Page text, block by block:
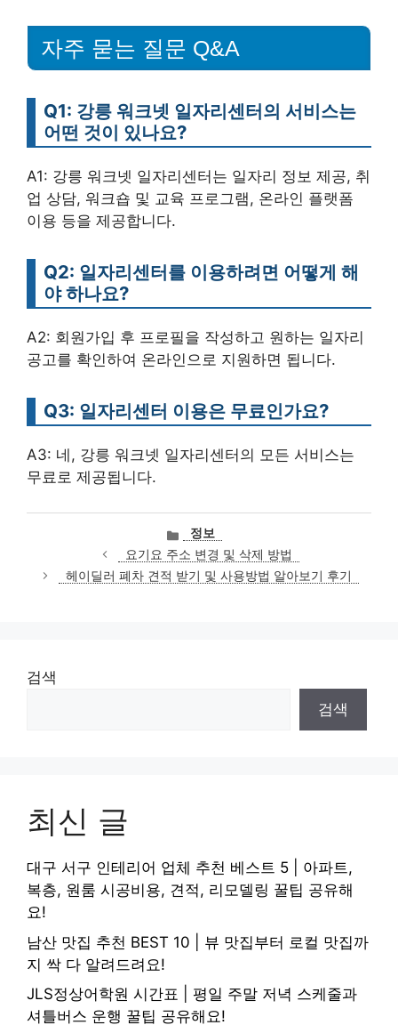
자주 묻는 질문 Q&A
Q1: 강릉 워크넷 일자리센터의 서비스는
어떤 것이 있나요?
A1: 강릉 워크넷 일자리센터는 일자리 정보 제공, 취
업 상담, 워크숍 및 교육 프로그램, 온라인 플랫폼
이용 등을 제공합니다.
Q2: 일자리센터를 이용하려면 어떻게 해
야 하나요?
A2: 회원가입 후 프로필을 작성하고 원하는 일자리
공고를 확인하여 온라인으로 지원하면 됩니다.
Q3: 일자리센터 이용은 무료인가요?
A3: 네, 강릉 워크넷 일자리센터의 모든 서비스는
무료로 제공됩니다.
카
테
고
리
정보
요기요 주소 변경 및 삭제 방법
헤이딜러 폐차 견적 받기 및 사용방법 알아보기 후기
검색
검색
최신 글
대구 서구 인테리어 업체 추천 베스트 5 | 아파트,
복층, 원룸 시공비용, 견적, 리모델링 꿀팁 공유해
요!
남산 맛집 추천 BEST 10 | 뷰 맛집부터 로컬 맛집까
지 싹 다 알려드려요!
JLS정상어학원 시간표 | 평일 주말 저녁 스케줄과
셔틀버스 운행 꿀팁 공유해요!